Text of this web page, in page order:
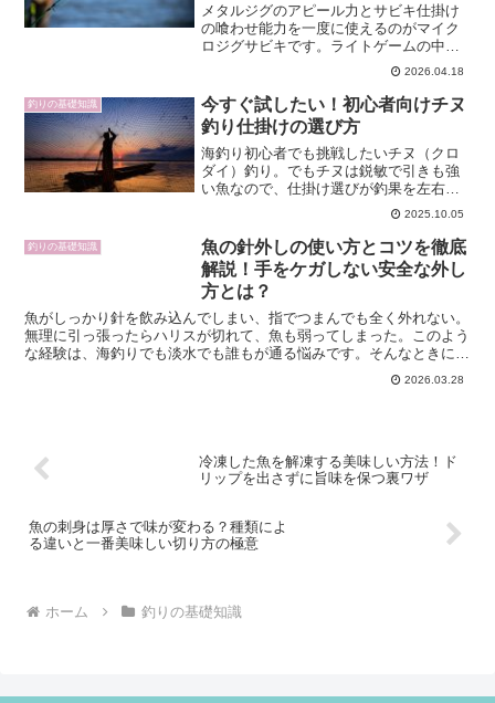
メタルジグのアピール力とサビキ仕掛け
の喰わせ能力を一度に使えるのがマイク
ロジグサビキです。ライトゲームの中で
も今もっとも手軽に「とにかく魚を釣り
たい」人に向いたリグと言えます。本記
事では、マイクロ ジグサビキ 使い方の基
本から、状況別のアク...
2026.04.18
釣りの基礎知識
今すぐ試したい！初心者向けチヌ
釣り仕掛けの選び方
海釣り初心者でも挑戦したいチヌ（クロ
ダイ）釣り。でもチヌは鋭敏で引きも強
い魚なので、仕掛け選びが釣果を左右し
ます。初心者向けのチヌ釣り仕掛けはシ
ンプルで扱いやすいものを選ぶのがコツ
です。この記事では2025年最新の情報を
もとに、タックル選び...
2025.10.05
釣りの基礎知識
魚の針外しの使い方とコツを徹底
解説！手をケガしない安全な外し
方とは？
魚がしっかり針を飲み込んでしまい、指でつまんでも全く外れない。
無理に引っ張ったらハリスが切れて、魚も弱ってしまった。このよう
な経験は、海釣りでも淡水でも誰もが通る悩みです。そんなときに頼
りになるのが針外しですが、正しい使い方や角度のコツを知...2026.03.28
冷凍した魚を解凍する美味しい方法！ド
リップを出さずに旨味を保つ裏ワザ
魚の刺身は厚さで味が変わる？種類によ
る違いと一番美味しい切り方の極意
ホーム 釣りの基礎知識